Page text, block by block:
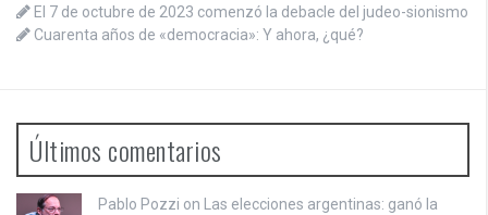
El 7 de octubre de 2023 comenzó la debacle del judeo-sionismo
Cuarenta años de «democracia»: Y ahora, ¿qué?
Últimos comentarios
Pablo Pozzi on Las elecciones argentinas: ganó la